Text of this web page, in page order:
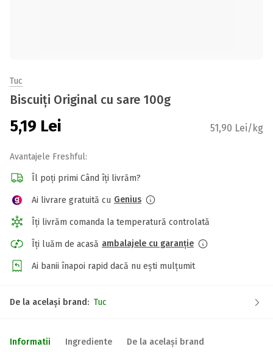
Tuc
Biscuiți Original cu sare 100g
5,19 Lei 51,90 Lei/kg
Avantajele Freshful:
Îl poți primi Când îți livrăm?
Ai livrare gratuită cu Genius
Îți livrăm comanda la temperatură controlată
Îți luăm de acasă ambalajele cu garanție
Ai banii înapoi rapid dacă nu ești mulțumit
De la același brand: Tuc
Informatii Ingrediente De la același brand